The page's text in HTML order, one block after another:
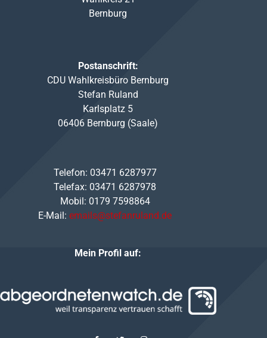
Bernburg
Postanschrift:
CDU Wahlkreisbüro Bernburg
Stefan Ruland
Karlsplatz 5
06406 Bernburg (Saale)
Telefon: 03471 6287977
Telefax: 03471 6287978
Mobil: 0179 7598864
E-Mail:emails@stefanruland.de
Mein Profil auf: